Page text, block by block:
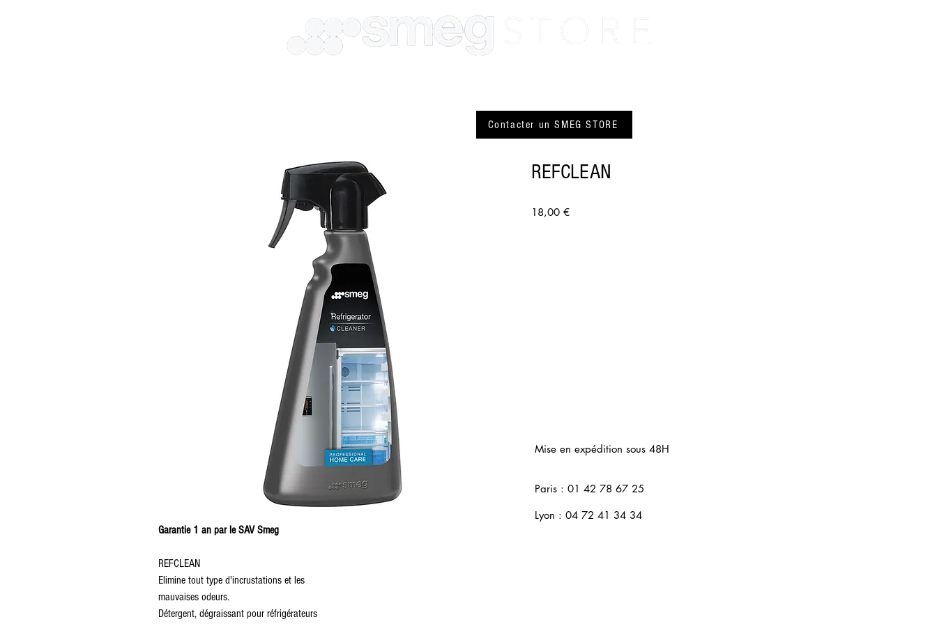
Garantie 1 an par le SAV Smeg
REFCLEAN
Elimine tout type d'incrustations et les
mauvaises odeurs.
Détergent, dégraissant pour réfrigérateurs
REFCLEAN
18,00 €Prix
Mise en expédition sous 48H
Paris : 01 42 78 67 25
Lyon : 04 72 41 34 34
Contacter un SMEG STORE